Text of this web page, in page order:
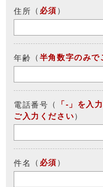
住所 （ 必須 ）
年齢 （ 半角数字のみで
電話番号 （
「-」を入
ご入力ください）
件名 （ 必須 ）